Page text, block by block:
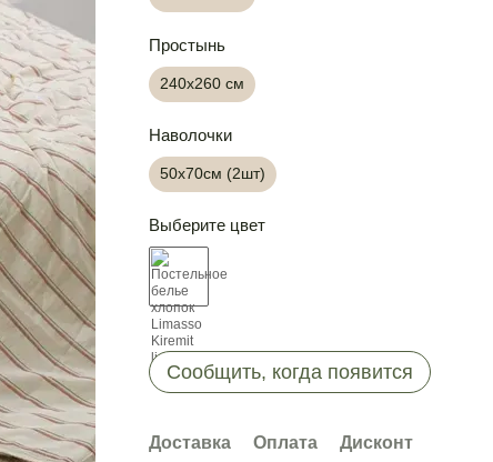
Простынь
240х260 см
Наволочки
50х70см (2шт)
Выберите цвет
Сообщить, когда появится
Доставка Оплата Дисконт